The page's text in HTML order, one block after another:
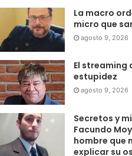
La macro
micro que
agosto 9, 2026
El streaming
estupidez
agosto 9, 2026
Secretos y
Facundo
hombre que
explicar su